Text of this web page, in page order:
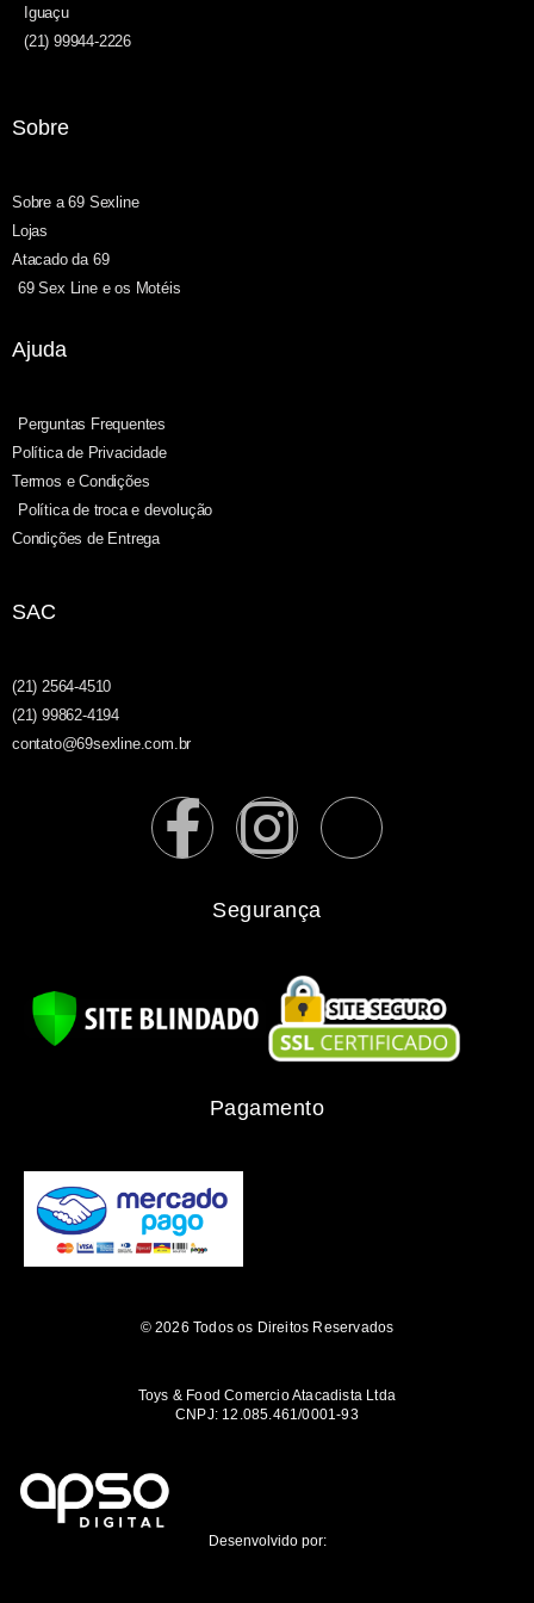
Iguaçu
(21) 99944-2226
Sobre
Sobre a 69 Sexline
Lojas
Atacado da 69
69 Sex Line e os Motéis
Ajuda
Perguntas Frequentes
Política de Privacidade
Termos e Condições
Política de troca e devolução
Condições de Entrega
SAC
(21) 2564-4510
(21) 99862-4194
contato@69sexline.com.br
Segurança
Pagamento
© 2026 Todos os Direitos Reservados
Toys & Food Comercio Atacadista Ltda
CNPJ: 12.085.461/0001-93
Desenvolvido por: